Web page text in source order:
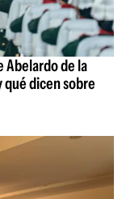
Abelardo de la
dicen sobre